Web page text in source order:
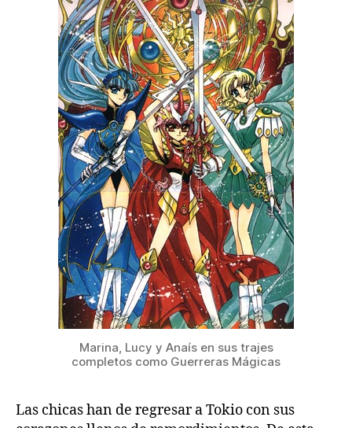
Marina, Lucy y Anaís en sus trajes
completos como Guerreras Mágicas
Las chicas han de regresar a Tokio con sus